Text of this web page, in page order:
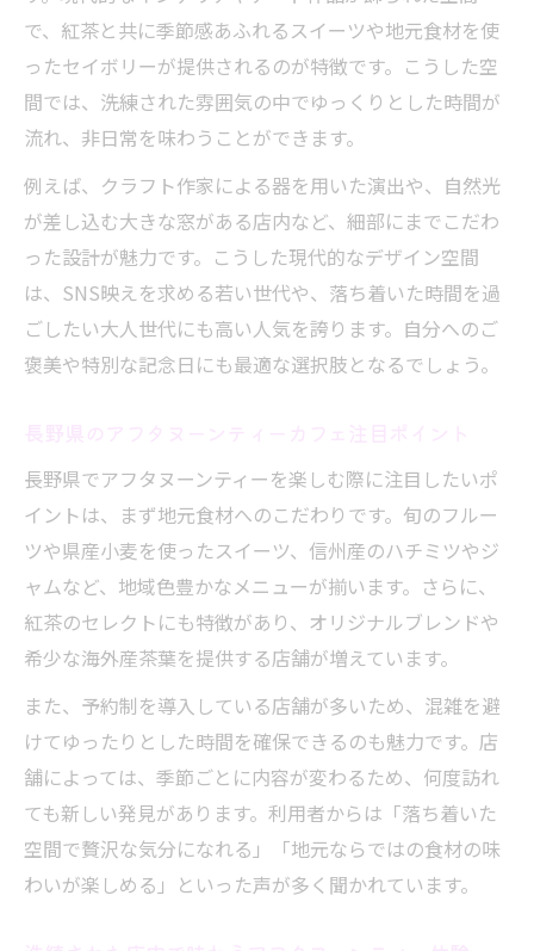
で、紅茶と共に季節感あふれるスイーツや地元食材を使
ったセイボリーが提供されるのが特徴です。こうした空
間では、洗練された雰囲気の中でゆっくりとした時間が
流れ、非日常を味わうことができます。
例えば、クラフト作家による器を用いた演出や、自然光
が差し込む大きな窓がある店内など、細部にまでこだわ
った設計が魅力です。こうした現代的なデザイン空間
は、SNS映えを求める若い世代や、落ち着いた時間を過
ごしたい大人世代にも高い人気を誇ります。自分へのご
褒美や特別な記念日にも最適な選択肢となるでしょう。
長野県でアフタヌーンティーを楽しむ際に注目したいポ
イントは、まず地元食材へのこだわりです。旬のフルー
ツや県産小麦を使ったスイーツ、信州産のハチミツやジ
ャムなど、地域色豊かなメニューが揃います。さらに、
紅茶のセレクトにも特徴があり、オリジナルブレンドや
希少な海外産茶葉を提供する店舗が増えています。
また、予約制を導入している店舗が多いため、混雑を避
けてゆったりとした時間を確保できるのも魅力です。店
舗によっては、季節ごとに内容が変わるため、何度訪れ
ても新しい発見があります。利用者からは「落ち着いた
空間で贅沢な気分になれる」「地元ならではの食材の味
わいが楽しめる」といった声が多く聞かれています。